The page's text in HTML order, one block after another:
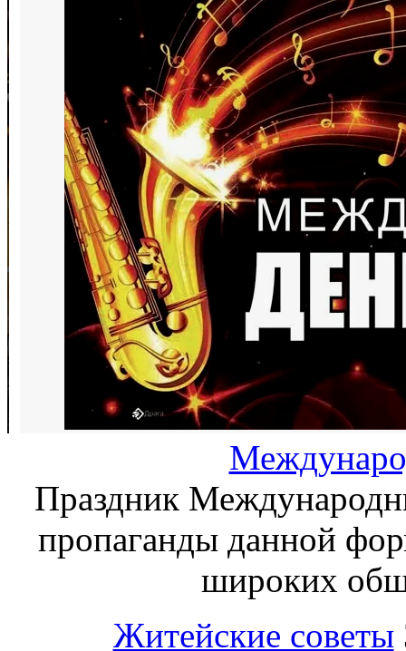
Праздник
пропаганды данной
широких
Житейские советы